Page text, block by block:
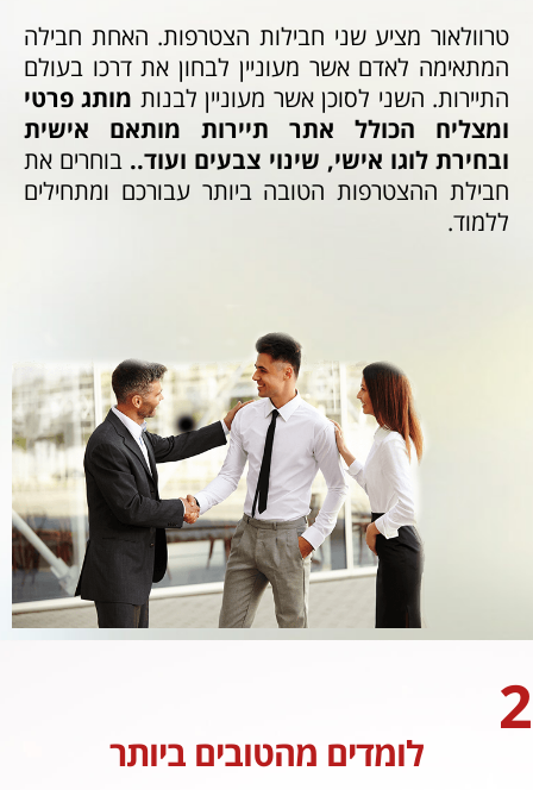
טרוולאור מציע שני חבילות הצטרפות. האחת חבילה
המתאימה לאדם אשר מעוניין לבחון את דרכו בעולם
התיירות. השני לסוכן אשר מעוניין לבנות מותג פרטי
ומצליח הכולל אתר תיירות מותאם אישית
ובחירת לוגו אישי, שינוי צבעים ועוד.. בוחרים את
חבילת ההצטרפות הטובה ביותר עבורכם ומתחילים
ללמוד.
לומדים מהטובים ביותר
2